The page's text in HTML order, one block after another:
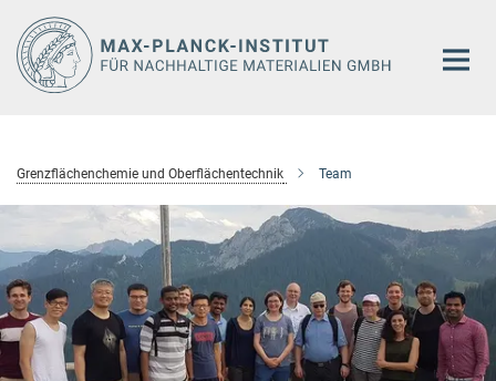
Hauptinhalt
Grenzflächenchemie und Oberflächentechnik Team